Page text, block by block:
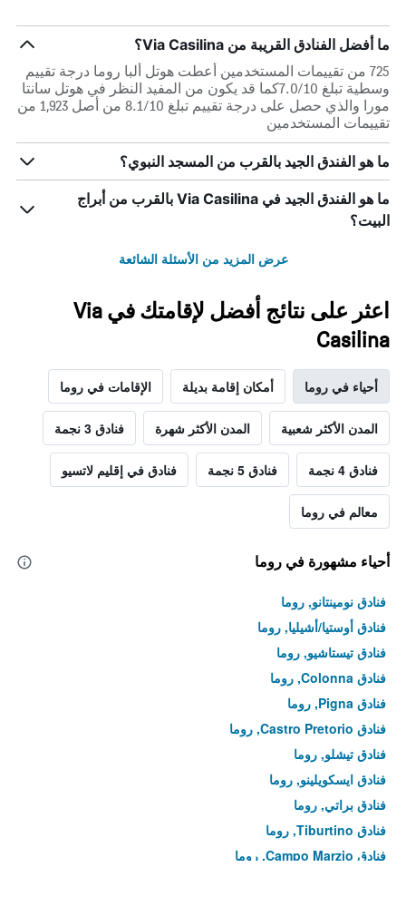
ما أفضل الفنادق القريبة من Via Casilina؟
725 من تقييمات المستخدمين أعطت هوتل ألبا روما درجة تقييم
وسطية تبلغ 7.0/10كما قد يكون من المفيد النظر في هوتل سانتا
مورا والذي حصل على درجة تقييم تبلغ 8.1/10 من أصل 1,923 من
تقييمات المستخدمين
ما هو الفندق الجيد بالقرب من المسجد النبوي؟
ما هو الفندق الجيد في Via Casilina بالقرب من أبراج
البيت؟
عرض المزيد من الأسئلة الشائعة
اعثر على نتائج أفضل لإقامتك في Via
Casilina
أحياء في روما أمكان إقامة بديلة الإقامات في روما
المدن الأكثر شعبية المدن الأكثر شهرة فنادق 3 نجمة
فنادق 4 نجمة فنادق 5 نجمة فنادق في إقليم لاتسيو
معالم في روما
أحياء مشهورة في روما
فنادق نومينتانو, روما
فنادق أوستيا/أشيليا, روما
فنادق تيستاشيو, روما
فنادق Colonna, روما
فنادق Pigna, روما
فنادق Castro Pretorio, روما
فنادق تيشلو, روما
فنادق ايسكويلينو, روما
فنادق براتي, روما
فنادق Tiburtino, روما
فنادق Campo Marzio, روما